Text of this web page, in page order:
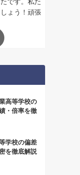
ょう！頑張
高等学校の
・倍率を徹
学校の偏差
を徹底解説